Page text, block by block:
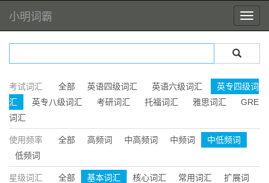
小明词霸
考试词汇 全部 英语四级词汇 英语六级词汇
英专四级词
汇
英专八级词汇 考研词汇 托福词汇 雅思词汇
GRE
词汇
使用频率 全部 高频词 中高频词 中频词
中低频词
低频词
星级词汇 全部 基本词汇 核心词汇 常用词汇
扩展词